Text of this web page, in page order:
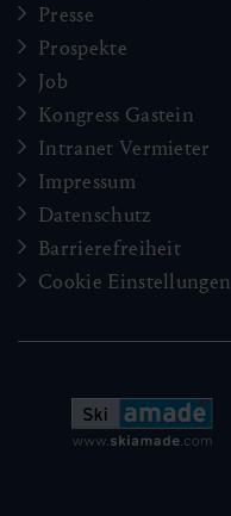
Presse
Prospekte
Job
Kongress Gastein
Intranet Vermieter
Impressum
Datenschutz
Barrierefreiheit
Cookie Einstellungen